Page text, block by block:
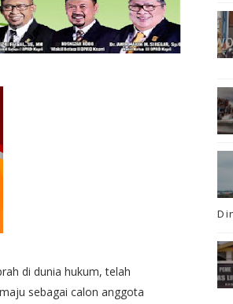
di dunia hukum, telah
sebagai calon anggota